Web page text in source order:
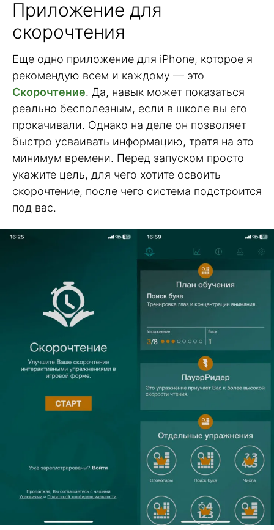
Приложение для
скорочтения
Еще одно приложение для iPhone, которое я
рекомендую всем и каждому — это
Скорочтение. Да, навык может показаться
реально бесполезным, если в школе вы его
прокачивали. Однако на деле он позволяет
быстро усваивать информацию, тратя на это
минимум времени. Перед запуском просто
укажите цель, для чего хотите освоить
скорочтение, после чего система подстроится
под вас.